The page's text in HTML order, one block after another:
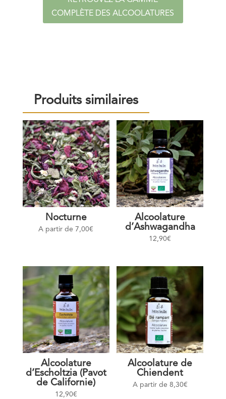
COMPLÈTE DES ALCOOLATURES
Produits similaires
Nocturne
A partir de 7,00€
Alcoolature
d’Ashwagandha
12,90€
Alcoolature
d’Escholtzia (Pavot
de Californie)
12,90€
Alcoolature de
Chiendent
A partir de 8,30€